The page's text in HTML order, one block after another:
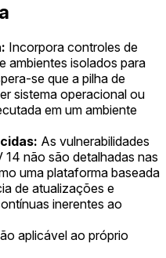
Incorpora controles de
ambientes isolados para
se que a pilha de
sistema operacional ou
em um ambiente
As vulnerabilidades
não são detalhadas nas
uma plataforma baseada
de atualizações e
inerentes ao
aplicável ao próprio